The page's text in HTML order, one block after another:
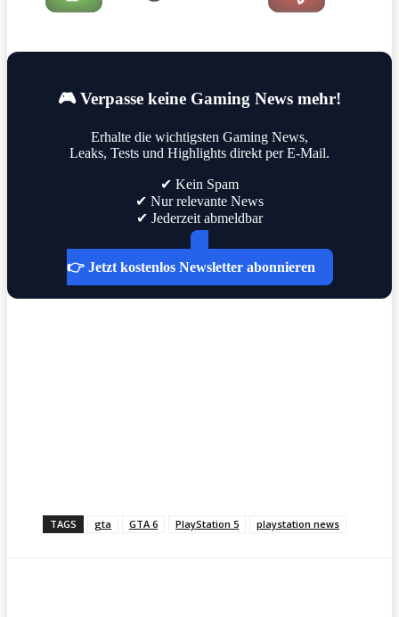
🎮 Verpasse keine Gaming News mehr!
Erhalte die wichtigsten Gaming News,
Leaks, Tests und Highlights direkt per E-Mail.
✔ Kein Spam
✔ Nur relevante News
✔ Jederzeit abmeldbar
👉 Jetzt kostenlos Newsletter abonnieren
TAGS gta GTA 6 PlayStation 5 playstation news